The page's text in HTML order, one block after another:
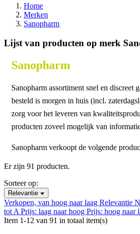
Home
Merken
Sanopharm
Lijst van producten op merk
Sanopharm
Sanopharm assortiment snel en discreet
besteld is morgen in huis (incl.
zorg voor het leveren van
producten zoveel mogelijk van
Sanopharm verkoopt de volgende
Er zijn 91 producten.
Sorteer op:
Relevantie
Verkopen, van hoog naar laag Relevantie
tot A Prijs: laag naar hoog Prijs: hoog naar
Item 1-12 van 91 in totaal item(s)